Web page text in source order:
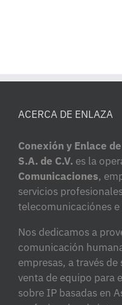
ACERCA DE ENLAZA
Conexión y Enlace
S.A. de C.V. es la
Comunicaciones,
servicios
telecomunicaciónes
Nos dedicamos a
comunicación
empresas, a través
venta de equipo para
sobre IP basadas en